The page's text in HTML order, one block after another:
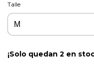
Talle
¡Solo quedan 2 en